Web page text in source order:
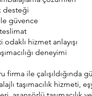
desteği
güvence
hizmet anlayışı
deneyimi
firma ile çalışıldığında
taşımacılık hizmeti,